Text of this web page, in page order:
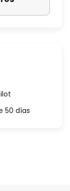
50 días